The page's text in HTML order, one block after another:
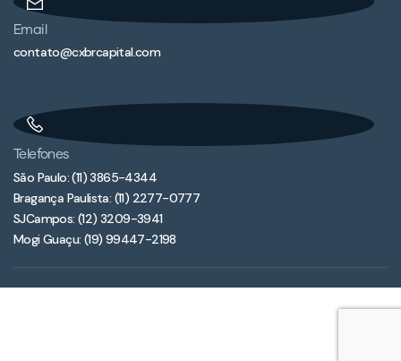
Email
contato@cxbrcapital.com
Telefones
São Paulo: (11) 3865-4344
Bragança Paulista: (11) 2277-0777
SJCampos: (12) 3209-3941
Mogi Guaçu: (19) 99447-2198